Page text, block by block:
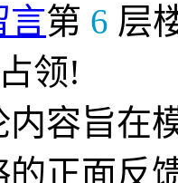
言第 6 层
领!
内容旨在
的正面反